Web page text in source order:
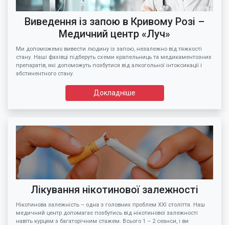
Виведення із запою в Кривому Розі –
Медичний центр «Луч»
Ми допоможемо вивести людину із запою, незалежно від тяжкості
стану. Наші фахівці підберуть схеми крапельниць та медикаментозних
препаратів, які допоможуть позбутися від алкогольної інтоксикації і
абстинентного стану.
Докладніше
Лікування нікотинової залежності
Нікотинова залежність – одна з головних проблем XXI століття. Наш
медичний центр допомагає позбутись від нікотинової залежності
навіть курцям з багаторічним стажем. Всього 1 – 2 сеанси, і ви